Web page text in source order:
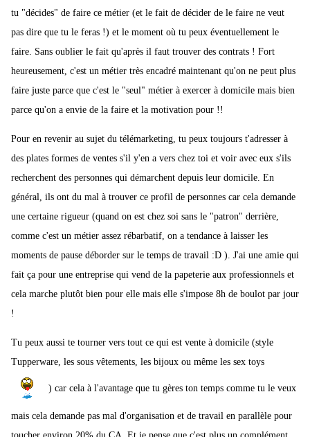
tu "décides" de faire ce métier (et le fait de décider de le faire ne veut
pas dire que tu le feras !) et le moment où tu peux éventuellement le
faire. Sans oublier le fait qu'après il faut trouver des contrats ! Fort
heureusement, c'est un métier très encadré maintenant qu'on ne peut plus
faire juste parce que c'est le "seul" métier à exercer à domicile mais bien
parce qu'on a envie de la faire et la motivation pour !!
Pour en revenir au sujet du télémarketing, tu peux toujours t'adresser à
des plates formes de ventes s'il y'en a vers chez toi et voir avec eux s'ils
recherchent des personnes qui démarchent depuis leur domicile. En
général, ils ont du mal à trouver ce profil de personnes car cela demande
une certaine rigueur (quand on est chez soi sans le "patron" derrière,
comme c'est un métier assez rébarbatif, on a tendance à laisser les
moments de pause déborder sur le temps de travail :D ). J'ai une amie qui
fait ça pour une entreprise qui vend de la papeterie aux professionnels et
cela marche plutôt bien pour elle mais elle s'impose 8h de boulot par jour
!
Tu peux aussi te tourner vers tout ce qui est vente à domicile (style
Tupperware, les sous vêtements, les bijoux ou même les sex toys
) car cela à l'avantage que tu gères ton temps comme tu le veux
mais cela demande pas mal d'organisation et de travail en parallèle pour